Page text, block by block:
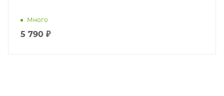
Много
5 790 ₽